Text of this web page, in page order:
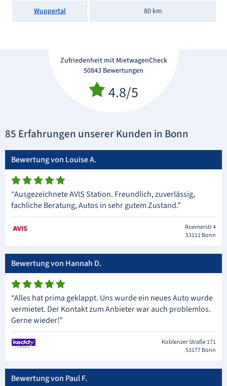
Wuppertal 80 km
Zufriedenheit mit MietwagenCheck
50843 Bewertungen
4.8/5
85 Erfahrungen unserer Kunden in Bonn
Bewertung von Louise A.
“Ausgezeichnete AVIS Station. Freundlich, zuverlässig,
fachliche Beratung, Autos in sehr gutem Zustand.”
Roemerstr 4
53111 Bonn
Bewertung von Hannah D.
“Alles hat prima geklappt. Uns wurde ein neues Auto wurde
vermietet. Der Kontakt zum Anbieter war auch problemlos.
Gerne wieder!”
Koblenzer Straße 171
53177 Bonn
Bewertung von Paul F.